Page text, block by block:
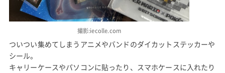
撮影:iecolle.com
ついつい集めてしまうアニメやバンドのダイカットステッカーや
シール。
キャリーケースやパソコンに貼ったり、スマホケースに入れたり